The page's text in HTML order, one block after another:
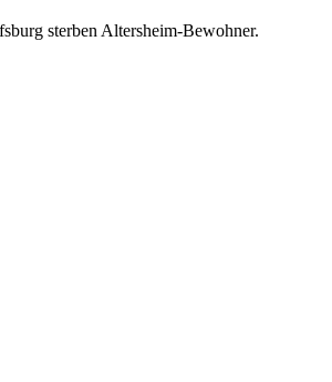
sterben Altersheim-Bewohner.